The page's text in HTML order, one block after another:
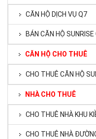
CĂN HỘ DỊCH VỤ Q7
BÁN CĂN HỘ
CĂN HỘ CHO THUÊ
CHO THUÊ CĂN HỘ
NHÀ CHO THUÊ
CHO THUÊ NHÀ KHU
CHO THUÊ NHÀ